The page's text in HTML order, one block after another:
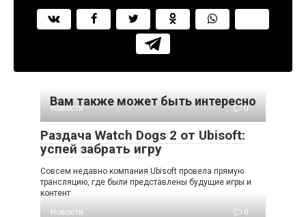
Вам также может быть интересно
Новости 0
Раздача Watch Dogs 2 от Ubisoft:
успей забрать игру
Совсем недавно компания Ubisoft провела прямую
трансляцию, где были представлены будущие игры и
контент
Новости
0